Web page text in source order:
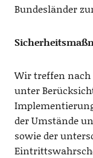
Bundesländer
Wir treffen nach
unter
der Umstände
sowie der